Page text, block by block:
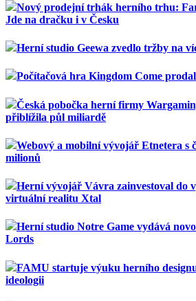
Nový prodejní trhák herního trhu:
Jde na dračku i v Česku
Herní studio Geewa zvedlo tržby na
Počítačová hra Kingdom Come
Česká pobočka herní firmy
přiblížila půl miliardě
Webový a mobilní vývojář Etnetera s
milionů
Herní vývojář Vávra zainvestoval do
virtuální realitu Xtal
Herní studio Notre Game vydává
Lords
FAMU startuje výuku herního
ideologii